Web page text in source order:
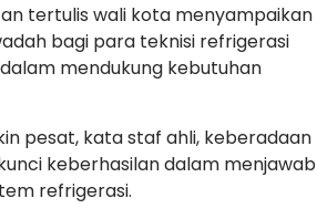
tertulis wali kota menyampaikan
bagi para teknisi refrigerasi
mendukung kebutuhan
pesat, kata staf ahli, keberadaan
keberhasilan dalam menjawab
refrigerasi.